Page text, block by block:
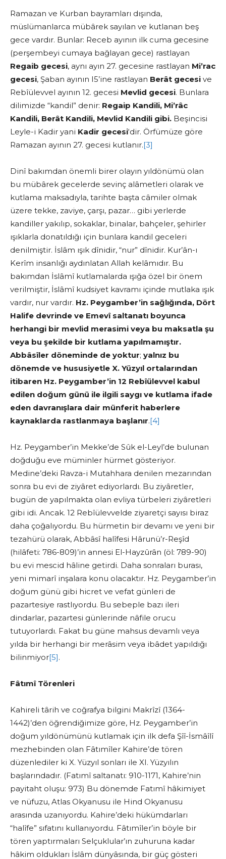
Ramazan ve Kurban bayramları dışında,
müslümanlarca mübârek sayılan ve kutlanan beş
gece vardır. Bunlar: Receb ayının ilk cuma gecesine
(perşembeyi cumaya bağlayan gece) rastlayan
Regaib gecesi, aynı ayın 27. gecesine rastlayan Mi’rac
gecesi, Şaban ayının I5’ine rastlayan Berât gecesi ve
Rebîülevvel ayının 12. gecesi Mevlid gecesi. Bunlara
dilimizde “kandil” denir: Regaip Kandili, Mi’râc
Kandili, Berât Kandili, Mevlid Kandili gibi. Beşincisi
Leyle-i Kadir yani Kadir gecesi‘dir. Örfümüze göre
Ramazan ayının 27. gecesi kutlanır.[3]
Dinî bakımdan önemli birer olayın yıldönümü olan
bu mübârek gecelerde sevinç alâmetleri olarak ve
kutlama maksadıyla, tarihte başta câmiler olmak
üzere tekke, zaviye, çarşı, pazar… gibi yerlerde
kandiller yakılıp, sokaklar, binalar, bahçeler, şehirler
ışıklarla donatıldığı için bunlara kandil geceleri
denilmiştir. İslâm ışık dînidir, “nur” dînidir. Kur’ân-ı
Kerîm insanlığı aydınlatan Allah kelâmıdır. Bu
bakımdan İslâmî kutlamalarda ışığa özel bir önem
verilmiştir, İslâmî kudsiyet kavramı içinde mutlaka ışık
vardır, nur vardır. Hz. Peygamber’in sağlığında, Dört
Halife devrinde ve Emevî saltanatı boyunca
herhangi bir mevlid merasimi veya bu maksatla şu
veya bu şekilde bir kutlama yapılmamıştır.
Abbâsîler döneminde de yoktur; yalnız bu
dönemde ve hususiyetle X. Yüzyıl ortalarından
itibaren Hz. Peygamber’in 12 Rebîülevvel kabul
edilen doğum günü ile ilgili saygı ve kutlama ifade
eden davranışlara dair münferit haberlere
kaynaklarda rastlanmaya başlanır.[4]
Hz. Peygamber’in Mekke’de Sûk el-Leyl’de bulunan
doğduğu eve müminler hürmet gösteriyor.
Medine’deki Ravza-i Mutahhara denilen mezarından
sonra bu evi de ziyâret ediyorlardı. Bu ziyâretler,
bugün de yapılmakta olan evliya türbeleri ziyâretleri
gibi idi. Ancak. 12 Rebîülevvelde ziyaretçi sayısı biraz
daha çoğalıyordu. Bu hürmetin bir devamı ve yeni bir
tezahürü olarak, Abbâsî halîfesi Hârunü’r-Reşîd
(hilâfeti: 786-809)’in annesi El-Hayzûrân (öl: 789-90)
bu evi mescid hâline getirdi. Daha sonraları burası,
yeni mimarî inşalara konu olacaktır. Hz. Peygamber’in
doğum günü gibi hicret ve vefat günleri de
pazartesiye rastlıyordu. Bu sebeple bazı ileri
dindarlar, pazartesi günlerinde nâfile orucu
tutuyorlardı. Fakat bu güne mahsus devamlı veya
yılda bir herhangi bir merâsim veya ibâdet yapıldığı
bilinmiyor[5].
Fâtımî Törenleri
Kahireli târih ve coğrafya bilgini Makrîzî (1364-
1442)’den öğrendiğimize göre, Hz. Peygamber’in
doğum yıldönümünü kutlamak için ilk defa Şîî-İsmâîlî
mezhebinden olan Fâtımîler Kahire’de tören
düzenlediler ki X. Yüzyıl sonları ile XI. Yüzyılın
başlarındadır. (Fatımî saltanatı: 910-1171, Kahire’nin
payitaht oluşu: 973) Bu dönemde Fatımî hâkimiyet
ve nüfuzu, Atlas Okyanusu ile Hind Okyanusu
arasında uzanıyordu. Kahire’deki hükümdarları
“halîfe” sıfatını kullanıyordu. Fâtımîler’in böyle bir
tören yaptırmaları Selçuklular’ın zuhuruna kadar
hâkim oldukları İslâm dünyâsında, bir güç gösteri